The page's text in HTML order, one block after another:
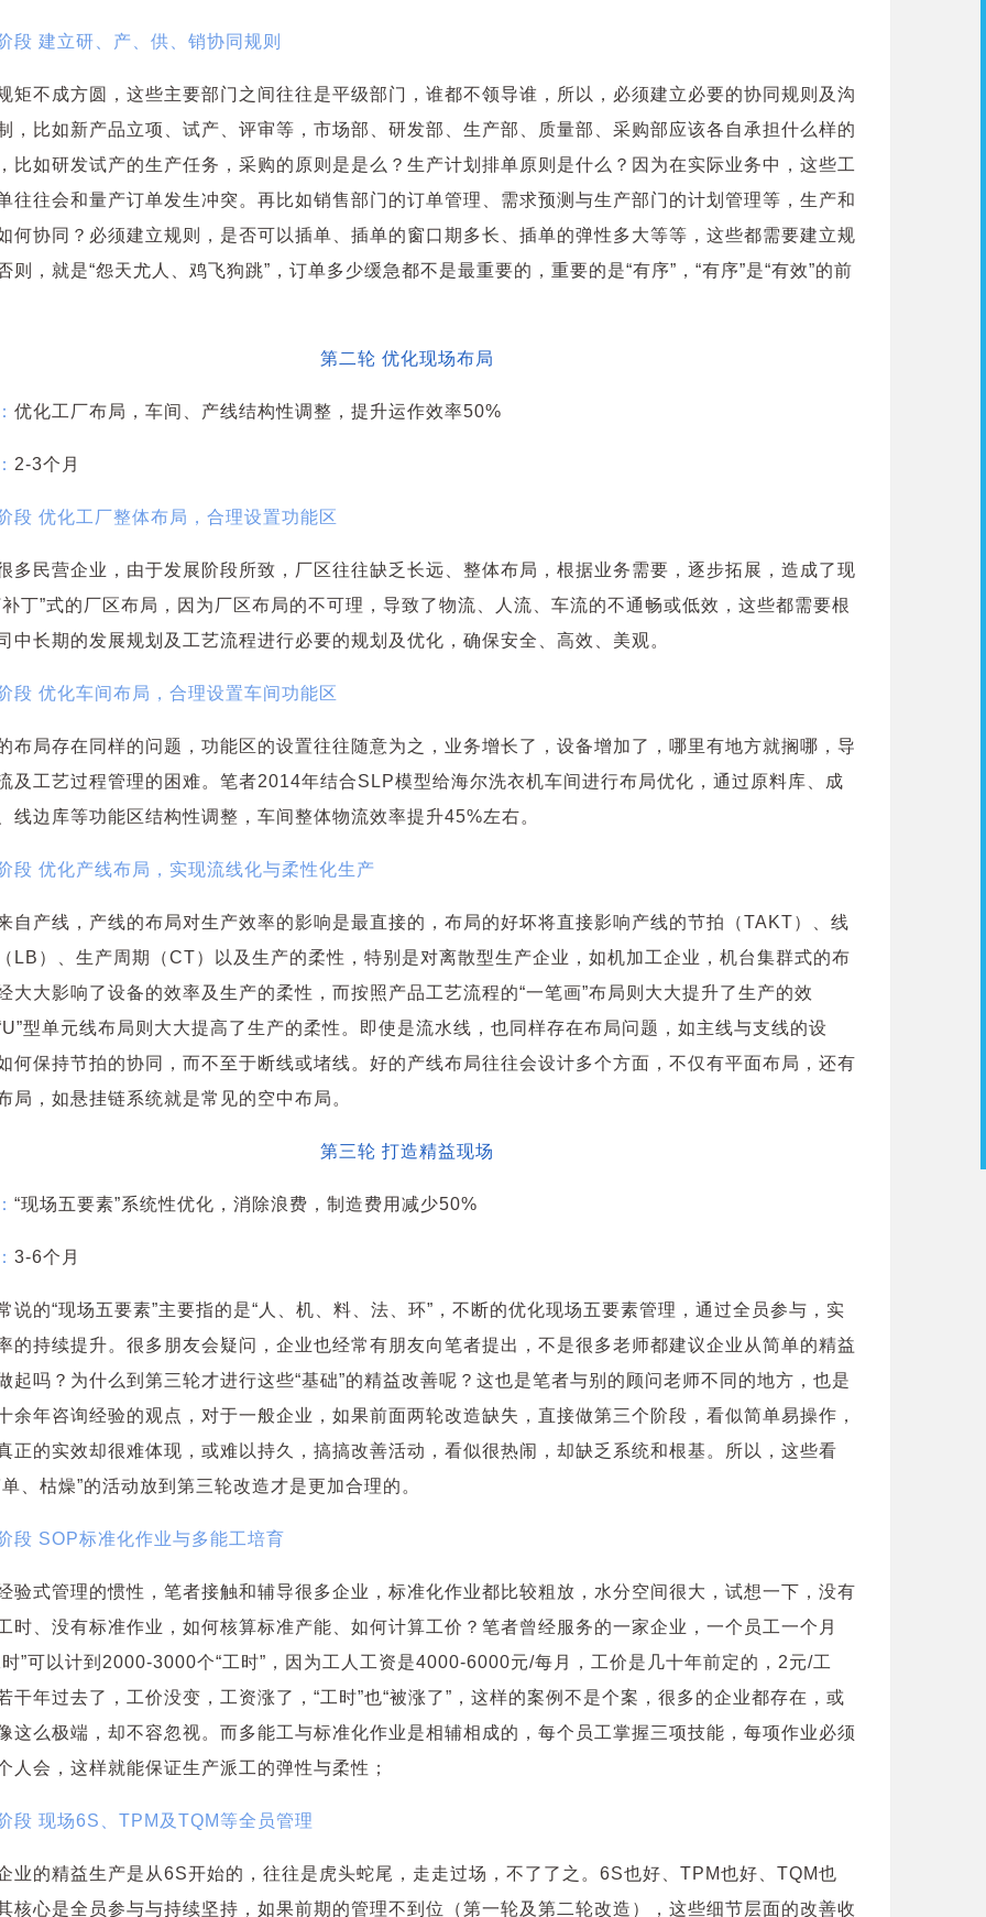
段 建立研、产、供、销协同规则
矩不成方圆，这些主要部门之间往往是平级部门，谁都不领导谁，所以，必须建立必要的协同规则及沟
，比如新产品立项、试产、评审等，市场部、研发部、生产部、质量部、采购部应该各自承担什么样的
比如研发试产的生产任务，采购的原则是是么？生产计划排单原则是什么？因为在实际业务中，这些工
往往会和量产订单发生冲突。再比如销售部门的订单管理、需求预测与生产部门的计划管理等，生产和
何协同？必须建立规则，是否可以插单、插单的窗口期多长、插单的弹性多大等等，这些都需要建立规
则，就是“怨天尤人、鸡飞狗跳”，订单多少缓急都不是最重要的，重要的是“有序”，“有序”是“有效”的前
第二轮 优化现场布局
优化工厂布局，车间、产线结构性调整，提升运作效率50%
2-3个月
段 优化工厂整体布局，合理设置功能区
多民营企业，由于发展阶段所致，厂区往往缺乏长远、整体布局，根据业务需要，逐步拓展，造成了现
补丁”式的厂区布局，因为厂区布局的不可理，导致了物流、人流、车流的不通畅或低效，这些都需要根
中长期的发展规划及工艺流程进行必要的规划及优化，确保安全、高效、美观。
段 优化车间布局，合理设置车间功能区
布局存在同样的问题，功能区的设置往往随意为之，业务增长了，设备增加了，哪里有地方就搁哪，导
及工艺过程管理的困难。笔者2014年结合SLP模型给海尔洗衣机车间进行布局优化，通过原料库、成
线边库等功能区结构性调整，车间整体物流效率提升45%左右。
段 优化产线布局，实现流线化与柔性化生产
自产线，产线的布局对生产效率的影响是最直接的，布局的好坏将直接影响产线的节拍（TAKT）、线
LB）、生产周期（CT）以及生产的柔性，特别是对离散型生产企业，如机加工企业，机台集群式的布
大大影响了设备的效率及生产的柔性，而按照产品工艺流程的“一笔画”布局则大大提升了生产的效
型单元线布局则大大提高了生产的柔性。即使是流水线，也同样存在布局问题，如主线与支线的设
何保持节拍的协同，而不至于断线或堵线。好的产线布局往往会设计多个方面，不仅有平面布局，还有
局，如悬挂链系统就是常见的空中布局。
第三轮 打造精益现场
“现场五要素”系统性优化，消除浪费，制造费用减少50%
3-6个月
说的“现场五要素”主要指的是“人、机、料、法、环”，不断的优化现场五要素管理，通过全员参与，实
的持续提升。很多朋友会疑问，企业也经常有朋友向笔者提出，不是很多老师都建议企业从简单的精益
起吗？为什么到第三轮才进行这些“基础”的精益改善呢？这也是笔者与别的顾问老师不同的地方，也是
余年咨询经验的观点，对于一般企业，如果前面两轮改造缺失，直接做第三个阶段，看似简单易操作，
正的实效却很难体现，或难以持久，搞搞改善活动，看似很热闹，却缺乏系统和根基。所以，这些看
、枯燥”的活动放到第三轮改造才是更加合理的。
段 SOP标准化作业与多能工培育
验式管理的惯性，笔者接触和辅导很多企业，标准化作业都比较粗放，水分空间很大，试想一下，没有
时、没有标准作业，如何核算标准产能、如何计算工价？笔者曾经服务的一家企业，一个员工一个月
时”可以计到2000-3000个“工时”，因为工人工资是4000-6000元/每月，工价是几十年前定的，2元/工
干年过去了，工价没变，工资涨了，“工时”也“被涨了”，这样的案例不是个案，很多的企业都存在，或
这么极端，却不容忽视。而多能工与标准化作业是相辅相成的，每个员工掌握三项技能，每项作业必须
人会，这样就能保证生产派工的弹性与柔性；
段 现场6S、TPM及TQM等全员管理
业的精益生产是从6S开始的，往往是虎头蛇尾，走走过场，不了了之。6S也好、TPM也好、TQM也
核心是全员参与与持续坚持，如果前期的管理不到位（第一轮及第二轮改造），这些细节层面的改善收